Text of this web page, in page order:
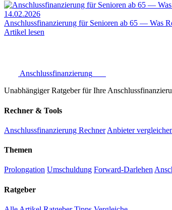
14.02.2026
Anschlussfinanzierung für Senioren ab 65 — Was
Artikel lesen
Anschlussfinanzierung
Unabhängiger Ratgeber für Ihre
Rechner & Tools
Anschlussfinanzierung Rechner Anbieter
Themen
Prolongation Umschuldung Forward-Darlehen
Ratgeber